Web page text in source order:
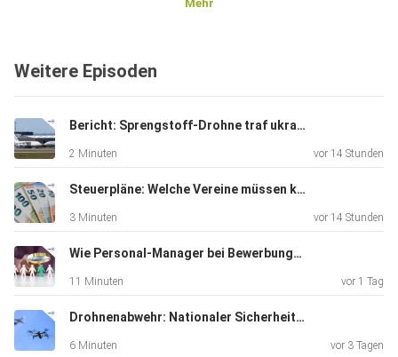
Mehr
Weitere Episoden
Bericht: Sprengstoff-Drohne traf ukrainische Frachtmaschine
2 Minuten vor 14 Stunden
Steuerpläne: Welche Vereine müssen künftig mehr zahlen?
3 Minuten vor 14 Stunden
Wie Personal-Manager bei Bewerbungen aussieben
11 Minuten vor 1 Tag
Drohnenabwehr: Nationaler Sicherheitsrat hat getagt
6 Minuten vor 3 Tagen